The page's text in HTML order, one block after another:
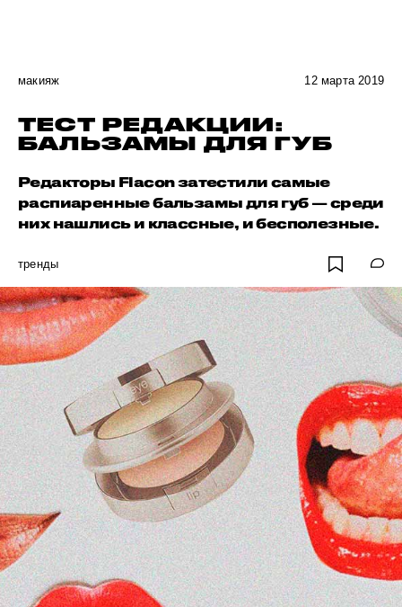
макияж 12 марта 2019
ТЕСТ РЕДАКЦИИ:
БАЛЬЗАМЫ ДЛЯ ГУБ
Редакторы Flacon затестили самые
распиаренные бальзамы для губ — среди
них нашлись и классные, и бесполезные.
тренды